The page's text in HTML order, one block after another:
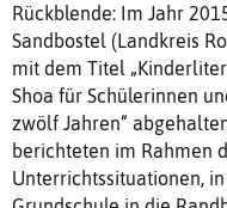
Rückblende: Im Jahr
Sandbostel (Landkreis
mit dem Titel
Shoa für Schülerinnen
zwölf Jahren“
berichteten im Rahmen
Unterrichtssituationen,